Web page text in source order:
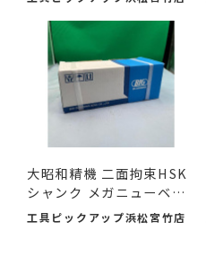
大昭和精機 二面拘束HSK
シャンク メガニューベビ
ー...
工具ピックアップ浜松宮竹店